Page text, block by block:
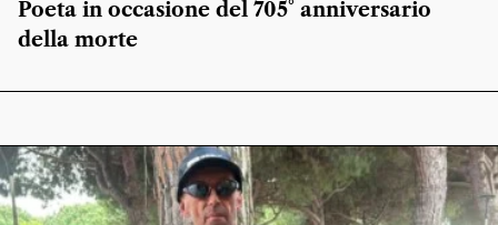
Poeta in occasione del 705° anniversario
della morte